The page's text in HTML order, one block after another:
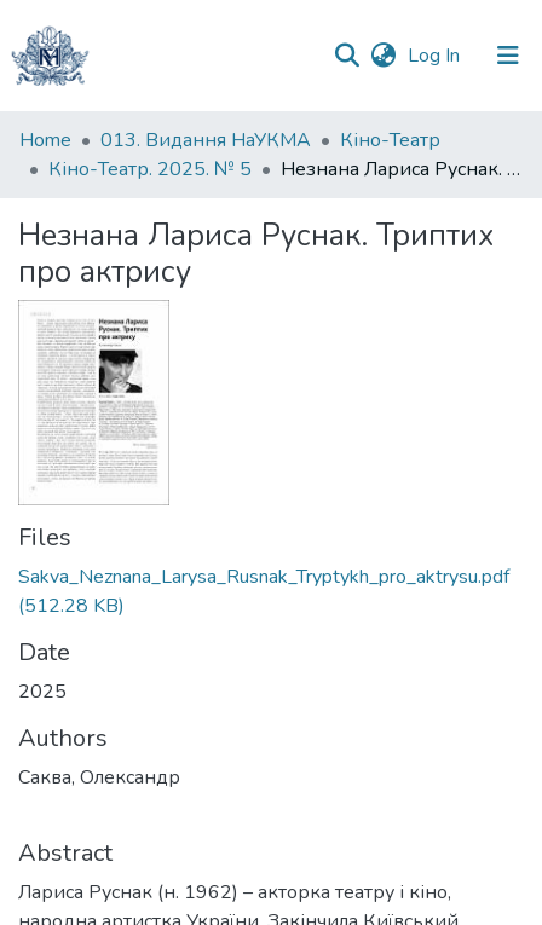
Log In (current)
Communities
&
All of DSpace
Statistics
Home 013. Видання НаУКМА
Кіно-Театр
Кіно-Театр. 2025. № 5
Незнана Лариса Руснак. Триптих про актрису
Незнана Лариса Руснак. Триптих
про актрису
Files
Sakva_Neznana_Larysa_Rusnak_Tryptykh_pro_aktrysu.pdf
(512.28 KB)
Date
2025
Authors
Саква, Олександр
Abstract
Лариса Руснак (н. 1962) – акторка театру і кіно,